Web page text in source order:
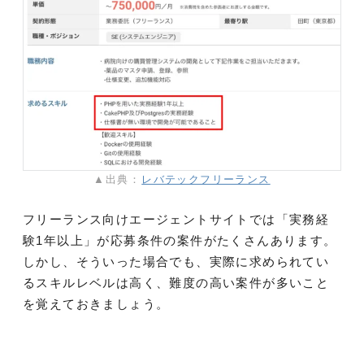
▲出典： レバテックフリーランス
フリーランス向けエージェントサイトでは「実務経
験1年以上」が応募条件の案件がたくさんあります。
しかし、そういった場合でも、実際に求められてい
るスキルレベルは高く、難度の高い案件が多いこと
を覚えておきましょう。